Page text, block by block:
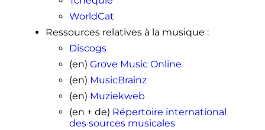
WorldCat
Ressources relatives à la musique :
Discogs
(en) Grove Music Online
(en) MusicBrainz
(en) Muziekweb
(en + de) Répertoire international
des sources musicales